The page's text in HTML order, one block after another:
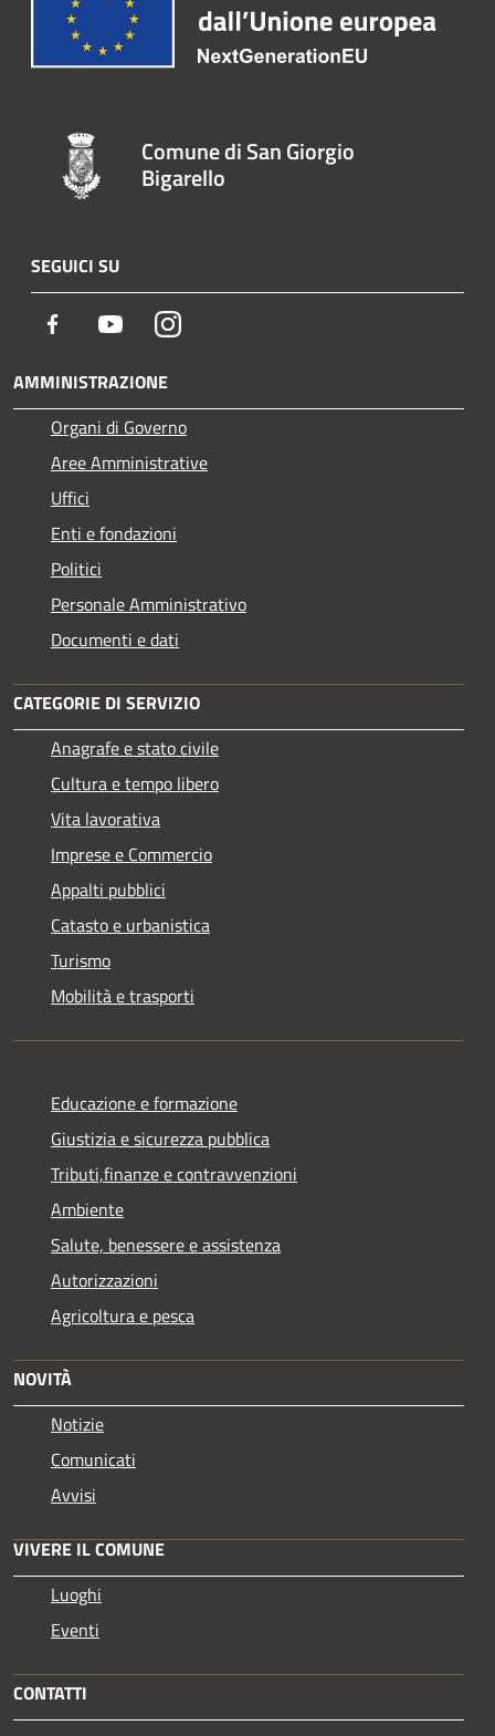
Comune di San Giorgio
Bigarello
SEGUICI SU
Facebook YoutubeInstagram
AMMINISTRAZIONE
Organi di Governo
Aree Amministrative
Uffici
Enti e fondazioni
Politici
Personale Amministrativo
Documenti e dati
CATEGORIE DI SERVIZIO
Anagrafe e stato civile
Cultura e tempo libero
Vita lavorativa
Imprese e Commercio
Appalti pubblici
Catasto e urbanistica
Turismo
Mobilità e trasporti
Educazione e formazione
Giustizia e sicurezza pubblica
Tributi,finanze e contravvenzioni
Ambiente
Salute, benessere e assistenza
Autorizzazioni
Agricoltura e pesca
NOVITÀ
Notizie
Comunicati
Avvisi
VIVERE IL COMUNE
Luoghi
Eventi
CONTATTI